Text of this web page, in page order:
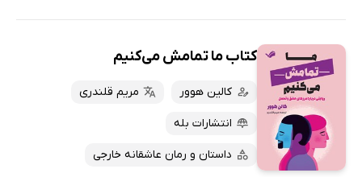
کتاب ما تمامش می‌کنیم
کالین هوور مریم قلندری
انتشارات بله
داستان و رمان عاشقانه خارجی